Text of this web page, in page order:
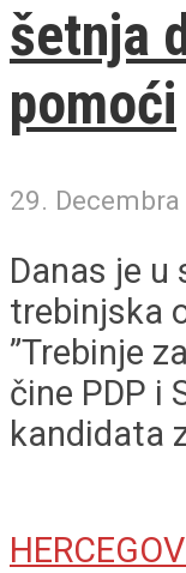
šetnja
pomoći
29.
Danas je u
trebinjska
”Trebinje
čine PDP i
kandidata